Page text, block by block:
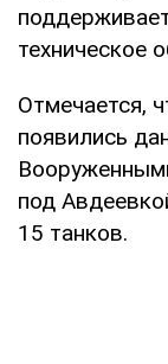
техническое
Отмечается,
появились
под
15 танков.